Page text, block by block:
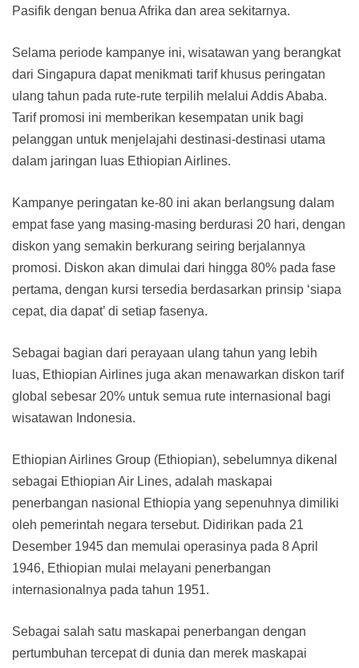
Pasifik dengan benua Afrika dan area sekitarnya.
Selama periode kampanye ini, wisatawan yang berangkat
dari Singapura dapat menikmati tarif khusus peringatan
ulang tahun pada rute-rute terpilih melalui Addis Ababa.
Tarif promosi ini memberikan kesempatan unik bagi
pelanggan untuk menjelajahi destinasi-destinasi utama
dalam jaringan luas Ethiopian Airlines.
Kampanye peringatan ke-80 ini akan berlangsung dalam
empat fase yang masing-masing berdurasi 20 hari, dengan
diskon yang semakin berkurang seiring berjalannya
promosi. Diskon akan dimulai dari hingga 80% pada fase
pertama, dengan kursi tersedia berdasarkan prinsip ‘siapa
cepat, dia dapat’ di setiap fasenya.
Sebagai bagian dari perayaan ulang tahun yang lebih
luas, Ethiopian Airlines juga akan menawarkan diskon tarif
global sebesar 20% untuk semua rute internasional bagi
wisatawan Indonesia.
Ethiopian Airlines Group (Ethiopian), sebelumnya dikenal
sebagai Ethiopian Air Lines, adalah maskapai
penerbangan nasional Ethiopia yang sepenuhnya dimiliki
oleh pemerintah negara tersebut. Didirikan pada 21
Desember 1945 dan memulai operasinya pada 8 April
1946, Ethiopian mulai melayani penerbangan
internasionalnya pada tahun 1951.
Sebagai salah satu maskapai penerbangan dengan
pertumbuhan tercepat di dunia dan merek maskapai